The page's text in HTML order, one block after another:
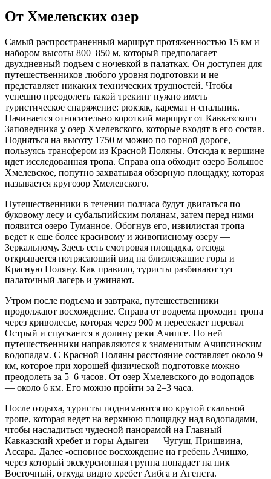
От Хмелевских озер
Самый распространенный маршрут протяженностью 15 км и
набором высоты 800–850 м, который предполагает
двухдневный подъем с ночевкой в палатках. Он доступен для
путешественников любого уровня подготовки и не
представляет никаких технических трудностей. Чтобы
успешно преодолеть такой трекинг нужно иметь
туристическое снаряжение: рюкзак, каремат и спальник.
Начинается относительно короткий маршрут от Кавказского
Заповедника у озер Хмелевского, которые входят в его состав.
Подняться на высоту 1750 м можно по горной дороге,
пользуясь трансфером из Красной Поляны. Отсюда к вершине
идет исследованная тропа. Справа она обходит озеро Большое
Хмелевское, попутно захватывая обзорную площадку, которая
называется кругозор Хмелевского.
Путешественники в течении полчаса будут двигаться по
буковому лесу и субальпийским полянам, затем перед ними
появится озеро Туманное. Обогнув его, извилистая тропа
ведет к еще более красивому и живописному озеру —
Зеркальному. Здесь есть смотровая площадка, отсюда
открывается потрясающий вид на близлежащие горы и
Красную Поляну. Как правило, туристы разбивают тут
палаточный лагерь и ужинают.
Утром после подъема и завтрака, путешественники
продолжают восхождение. Справа от водоема проходит тропа
через криволесье, которая через 900 м пересекает перевал
Острый и спускается в долину реки Ачипсе. По ней
путешественники направляются к знаменитым Ачипсинским
водопадам. С Красной Поляны расстояние составляет около 9
км, которое при хорошей физической подготовке можно
преодолеть за 5–6 часов. От озер Хмелевского до водопадов
— около 6 км. Его можно пройти за 2–3 часа.
После отдыха, туристы поднимаются по крутой скальной
тропе, которая ведет на верхнюю площадку над водопадами,
чтобы насладиться чудесной панорамой на Главный
Кавказский хребет и горы Адыгеи — Чугуш, Пришвина,
Ассара. Далее -основное восхождение на гребень Ачишхо,
через который экскурсионная группа попадает на пик
Восточный, откуда видно хребет Аибга и Агепста.